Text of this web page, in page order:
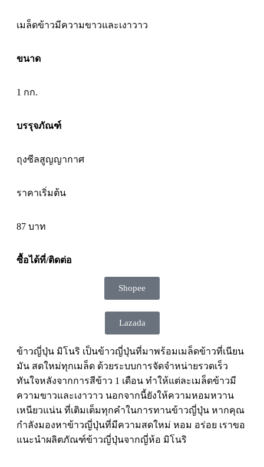
เมล็ดข้าวมีความขาวและเงาวาว
ขนาด
1 กก.
บรรุจภัณฑ์
ถุงซีลสูญญากาศ
ราคาเริ่มต้น
87 บาท
ซื้อได้ที่/ติดต่อ
Shopee
Lazada
ข้าวญี่ปุ่น มิโนริ เป็นข้าวญี่ปุ่นที่มาพร้อมเมล็ดข้าวที่เนียน
มัน สดใหม่ทุกเมล็ด ด้วยระบบการจัดจำหน่ายรวดเร็ว
ทันใจหลังจากการสีข้าว 1 เดือน ทำให้แต่ละเมล็ดข้าวมี
ความขาวและเงาวาว นอกจากนี้ยังให้ความหอมหวาน
เหนียวแน่น ที่เติมเต็มทุกคำในการทานข้าวญี่ปุ่น หากคุณ
กำลังมองหาข้าวญี่ปุ่นที่มีความสดใหม่ หอม อร่อย เราขอ
แนะนำผลิตภัณฑ์ข้าวญี่ปุ่นจากญี่ห้อ มิโนริ